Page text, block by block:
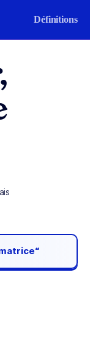
Définitions